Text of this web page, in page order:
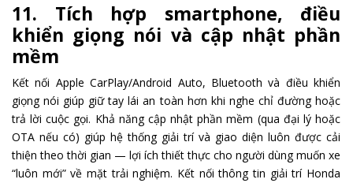
11. Tích hợp smartphone, điều
khiển giọng nói và cập nhật phần
mềm
Kết nối Apple CarPlay/Android Auto, Bluetooth và điều khiển
giọng nói giúp giữ tay lái an toàn hơn khi nghe chỉ đường hoặc
trả lời cuộc gọi. Khả năng cập nhật phần mềm (qua đại lý hoặc
OTA nếu có) giúp hệ thống giải trí và giao diện luôn được cải
thiện theo thời gian — lợi ích thiết thực cho người dùng muốn xe
“luôn mới” về mặt trải nghiệm. Kết nối thông tin giải trí Honda